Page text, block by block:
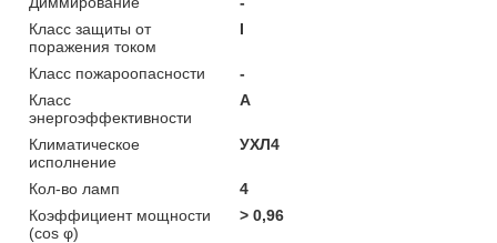
Класс защиты от
поражения током
I
Класс пожароопасности
-
Класс
энергоэффективности
A
Климатическое
исполнение
УХЛ4
Кол-во ламп
4
Коэффициент мощности
(cos φ)
> 0,96